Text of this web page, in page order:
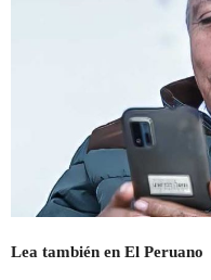
Lea también en El Peruano